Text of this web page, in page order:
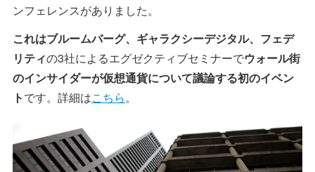
ンフェレンスがありました。
これはブルームバーグ、ギャラクシーデジタル、フェデ
リティの3社によるエグゼクティブセミナーでウォール街
のインサイダーが仮想通貨について議論する初のイベン
トです。詳細はこちら。